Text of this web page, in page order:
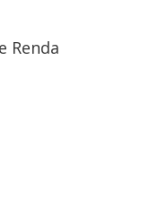
Renda